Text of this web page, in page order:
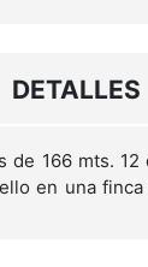
DETALLES
166 mts.
en una